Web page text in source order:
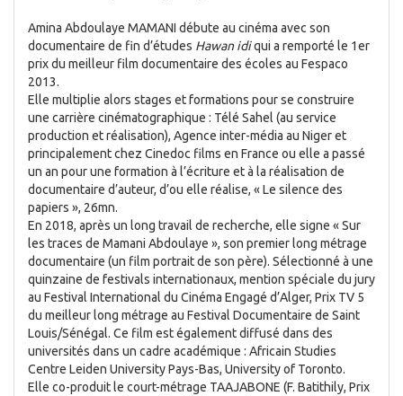
Amina Abdoulaye MAMANI débute au cinéma avec son
documentaire de fin d’études Hawan idiqui a remporté le 1er
prix du meilleur film documentaire des écoles au Fespaco
2013.
Elle multiplie alors stages et formations pour se construire
une carrière cinématographique : Télé Sahel (au service
production et réalisation), Agence inter-média au Niger et
principalement chez Cinedoc films en France ou elle a passé
un an pour une formation à l’écriture et à la réalisation de
documentaire d’auteur, d’ou elle réalise, « Le silence des
papiers », 26mn.
En 2018, après un long travail de recherche, elle signe « Sur
les traces de Mamani Abdoulaye », son premier long métrage
documentaire (un film portrait de son père). Sélectionné à une
quinzaine de festivals internationaux, mention spéciale du jury
au Festival International du Cinéma Engagé d’Alger, Prix TV 5
du meilleur long métrage au Festival Documentaire de Saint
Louis/Sénégal. Ce film est également diffusé dans des
universités dans un cadre académique : Africain Studies
Centre Leiden University Pays-Bas, University of Toronto.
Elle co-produit le court-métrage TAAJABONE (F. Batithily, Prix